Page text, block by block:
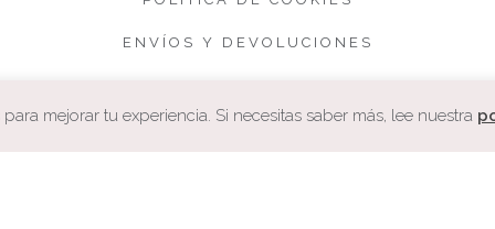
ENVÍOS Y DEVOLUCIONES
mejorar tu experiencia. Si necesitas saber más, lee nuestra